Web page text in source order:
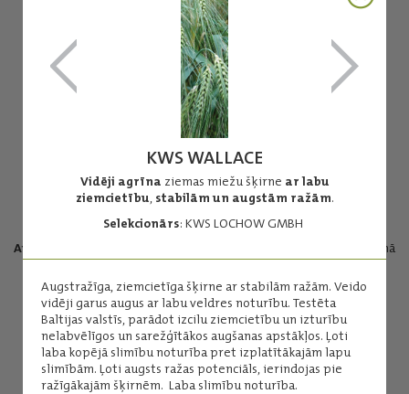
KWS WALLACE
Vidēji agrīna ziemas miežu šķirne ar labu
ziemcietību, stabilām un augstām ražām.
Selekcionārs: KWS LOCHOW GMBH
Augstražīga, ziemcietīga šķirne ar stabilām ražām. Veido
vidēji garus augus ar labu veldres noturību. Testēta
Baltijas valstīs, parādot izcilu ziemcietību un izturību
nelabvēlīgos un sarežģītākos augšanas apstākļos. Ļoti
laba kopējā slimību noturība pret izplatītākajām lapu
slimībām. Ļoti augsts ražas potenciāls, ierindojas pie
ražīgākajām šķirnēm. Laba slimību noturība.
BORDEAUX
Augstražīga divkanšu
ziemas miežu šķirne, ražas potenciāla ziņā
pielīdzināma seškanšu miežu šķirnēm.
Rupji un vienmērīga izmēra graudi.
Augsti tilpummasas rādītāji.
Spēcīgs stublājs un tā noturība.
Vidēji agrīna nogatavošanās.
Selekcionārs: NORDIC SEED.